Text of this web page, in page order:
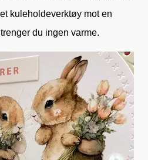
kuleholdeverktøy mot en
du ingen varme.